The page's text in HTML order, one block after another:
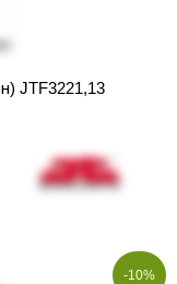
JTF3221,13
-10%